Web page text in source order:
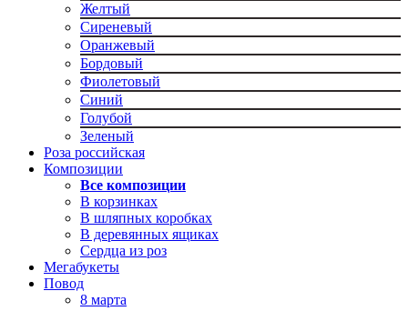
Желтый
Сиреневый
Оранжевый
Бордовый
Фиолетовый
Синий
Голубой
Зеленый
Роза российская
Композиции
Все композиции
В корзинках
В шляпных коробках
В деревянных ящиках
Сердца из роз
Мегабукеты
Повод
8 марта